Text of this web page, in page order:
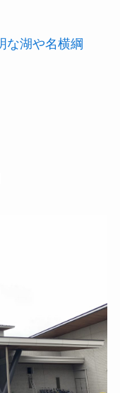
な湖や名横綱